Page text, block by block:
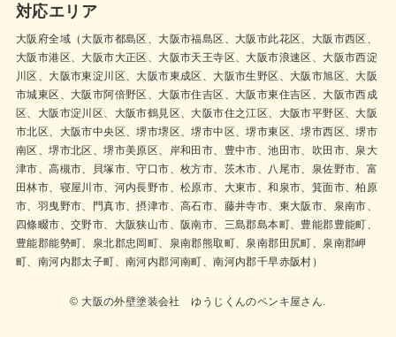
対応エリア
大阪府全域（大阪市都島区、大阪市福島区、大阪市此花区、大阪市西区、
大阪市港区、大阪市大正区、大阪市天王寺区、大阪市浪速区、大阪市西淀
川区、大阪市東淀川区、大阪市東成区、大阪市生野区、大阪市旭区、大阪
市城東区、大阪市阿倍野区、大阪市住吉区、大阪市東住吉区、大阪市西成
区、大阪市淀川区、大阪市鶴見区、大阪市住之江区、大阪市平野区、大阪
市北区、大阪市中央区、堺市堺区、堺市中区、堺市東区、堺市西区、堺市
南区、堺市北区、堺市美原区、岸和田市、豊中市、池田市、吹田市、泉大
津市、高槻市、貝塚市、守口市、枚方市、茨木市、八尾市、泉佐野市、富
田林市、寝屋川市、河内長野市、松原市、大東市、和泉市、箕面市、柏原
市、羽曳野市、門真市、摂津市、高石市、藤井寺市、東大阪市、泉南市、
四條畷市、交野市、大阪狭山市、阪南市、三島郡島本町、豊能郡豊能町、
豊能郡能勢町、泉北郡忠岡町、泉南郡熊取町、泉南郡田尻町、泉南郡岬
町、南河内郡太子町、南河内郡河南町、南河内郡千早赤阪村）
© 大阪の外壁塗装会社 ゆうじくんのペンキ屋さん.